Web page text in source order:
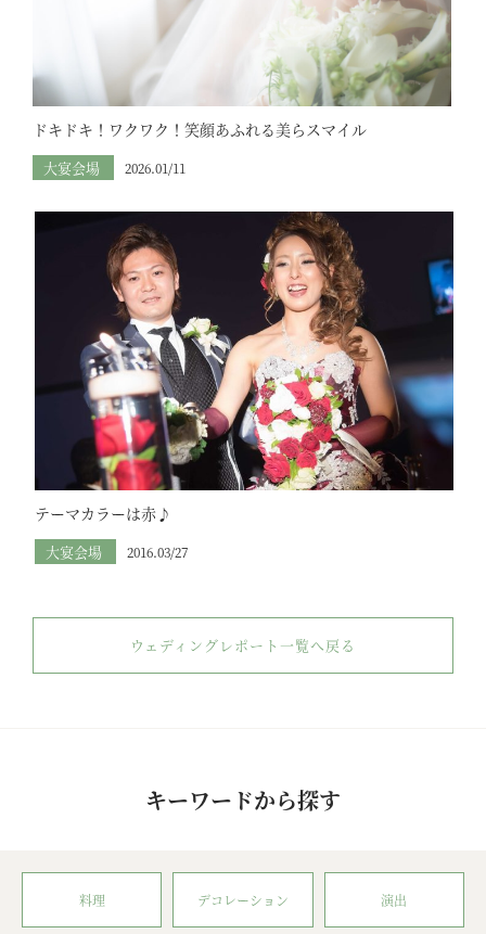
ドキドキ！ワクワク！笑顔あふれる美らスマイル
大宴会場 2026.01/11
テーマカラーは赤♪
大宴会場 2016.03/27
ウェディングレポート一覧へ戻る
キーワードから探す
料理 デコレーション 演出